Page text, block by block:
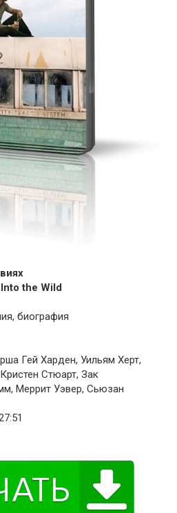
Into the Wild
биография
Гей Харден, Уильям Херт,
Стюарт, Зак
Меррит Уэвер, Сьюзан